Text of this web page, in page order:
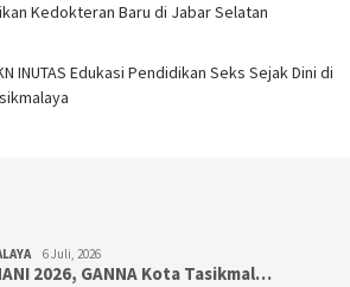
Kedokteran Baru di Jabar Selatan
INUTAS Edukasi Pendidikan Seks Sejak Dini di
6 Juli, 2026
2026, GANNA Kota Tasikmal…